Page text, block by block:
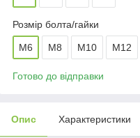
Розмір болта/гайки
М6 М8 М10 М12
Готово до відправки
Опис Характеристики